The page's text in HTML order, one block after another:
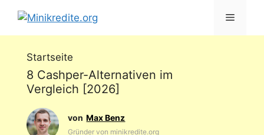
Inhalt
springen
Menü
Startseite
8 Cashper-Alternativen im
Vergleich [2026]
Max Benz
Gründer von minikredite.org